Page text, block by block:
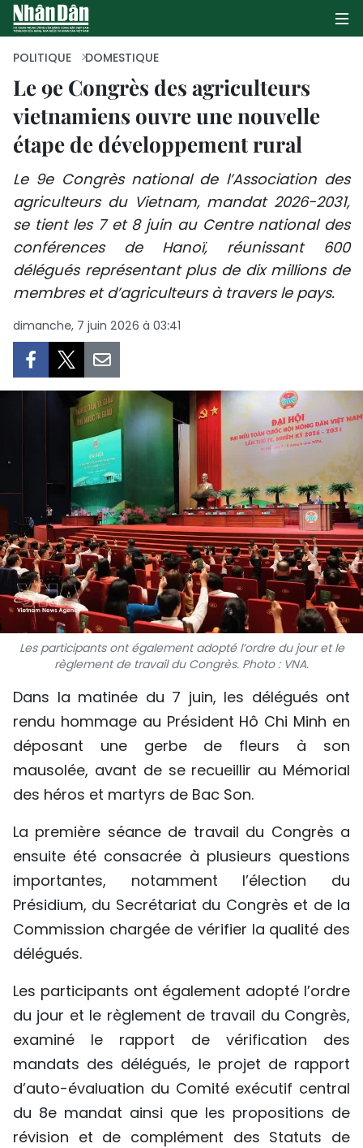
PAGE D'ACCUEIL
POLITIQUE
ÉCONOMIE
SOCIÉTÉ
CULTURE
TOURISME
FRANCOPHONIE
PAYS NATAL
INTERNATIONAL
MÉGASTORIE
INFOGRAPHIE
PHOTO
VIDÉO
À PROPOS DU "PEUPLE"
TIẾNG VIỆT
ENGLISH
中文
РУССКИЙ
ESPAÑOL
POLITIQUE DOMESTIQUE
Le 9e Congrès des agriculteurs
vietnamiens ouvre une nouvelle
étape de développement rural
Le 9e Congrès national de l’Association des
agriculteurs du Vietnam, mandat 2026-2031,
se tient les 7 et 8 juin au Centre national des
conférences de Hanoï, réunissant 600
délégués représentant plus de dix millions de
membres et d’agriculteurs à travers le pays.
dimanche, 7 juin 2026 à 03:41
Les participants ont également adopté l’ordre du jour et le
règlement de travail du Congrès. Photo : VNA.
Dans la matinée du 7 juin, les délégués ont
rendu hommage au Président Hô Chi Minh en
déposant une gerbe de fleurs à son
mausolée, avant de se recueillir au Mémorial
des héros et martyrs de Bac Son.
La première séance de travail du Congrès a
ensuite été consacrée à plusieurs questions
importantes, notamment l’élection du
Présidium, du Secrétariat du Congrès et de la
Commission chargée de vérifier la qualité des
délégués.
Les participants ont également adopté l’ordre
du jour et le règlement de travail du Congrès,
examiné le rapport de vérification des
mandats des délégués, le projet de rapport
d’auto-évaluation du Comité exécutif central
du 8e mandat ainsi que les propositions de
révision et de complément des Statuts de